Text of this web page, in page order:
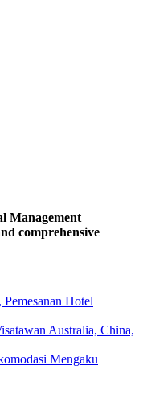
Management
comprehensive
Hotel
Australia, China,
Mengaku